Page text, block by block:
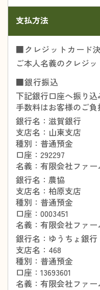
支払方法
■クレジットカード
ご本人名義のクレジ
■銀行振込
下記銀行口座へ振り
手数料はお客様のご負
銀行名：滋賀銀行
支店名：山東支店
種別：普通預金
口座：292297
名義：有限会社ファー
銀行名：農協
支店名：柏原支店
種別：普通預金
口座：0003451
名義：有限会社ファー
​​​​​​​銀行名：ゆうちょ銀行
支店名：468
種別：普通預金
口座：13693601
名義：有限会社ファー